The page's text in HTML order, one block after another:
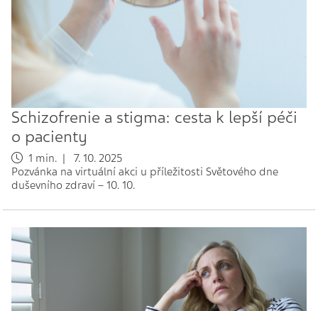
Schizofrenie a stigma: cesta k lepší péči
o pacienty
1 min. | 7. 10. 2025
Pozvánka na virtuální akci u příležitosti Světového dne
duševního zdraví – 10. 10.